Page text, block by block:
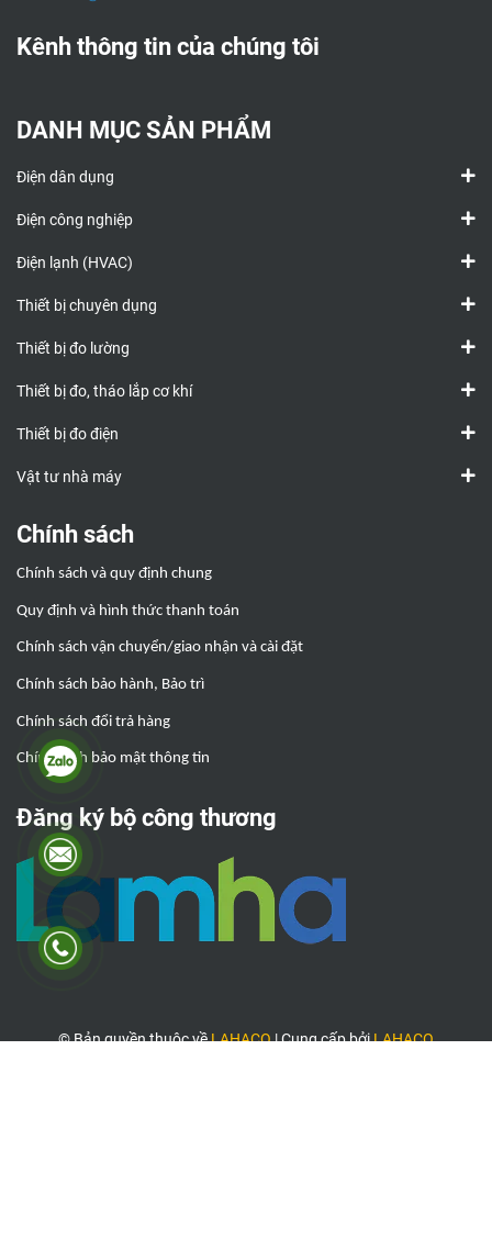
Kênh thông tin của chúng tôi
DANH MỤC SẢN PHẨM
Điện dân dụng
Điện công nghiệp
Điện lạnh (HVAC)
Thiết bị chuyên dụng
Thiết bị đo lường
Thiết bị đo, tháo lắp cơ khí
Thiết bị đo điện
Vật tư nhà máy
Chính sách
Chính sách và quy định chung
Quy định và hình thức thanh toán
Chính sách vận chuyển/giao nhận và cài đặt
Chính sách bảo hành, Bảo trì
Chính sách đổi trả hàng
Chính sách bảo mật thông tin
Đăng ký bộ công thương
© Bản quyền thuộc vềLAHACO|Cung cấp bởiLAHACO